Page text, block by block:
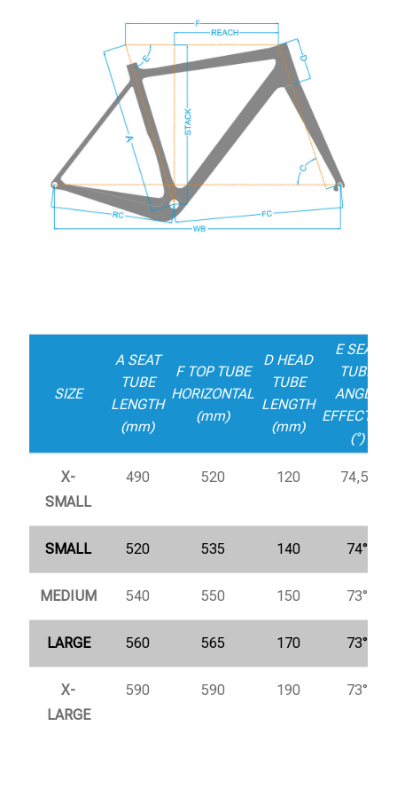
SIZE
A SEAT
TUBE
LENGTH
(mm)
F TOP TUBE
HORIZONTAL
(mm)
D HEAD
TUBE
LENGTH
(mm)
E SEAT
TUBE
ANGLE
EFFECTIVE
(°)
X-
SMALL
490 520 120 74,5°
SMALL 520 535 140 74°
MEDIUM 540 550 150 73°
LARGE 560 565 170 73°
X-
LARGE
590 590 190 73°